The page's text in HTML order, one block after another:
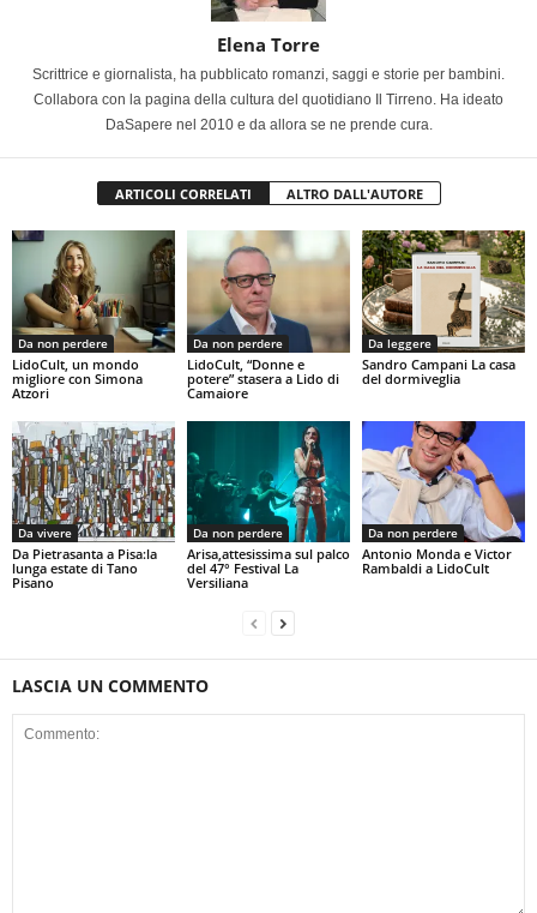
Elena Torre
Scrittrice e giornalista, ha pubblicato romanzi, saggi e storie per bambini.
Collabora con la pagina della cultura del quotidiano Il Tirreno. Ha ideato
DaSapere nel 2010 e da allora se ne prende cura.
ARTICOLI CORRELATI ALTRO DALL'AUTORE
Da non perdere
LidoCult, un mondo
migliore con Simona
Atzori
Da non perdere
LidoCult, “Donne e
potere” stasera a Lido di
Camaiore
Da leggere
Sandro Campani La casa
del dormiveglia
Da vivere
Da Pietrasanta a Pisa:la
lunga estate di Tano
Pisano
Da non perdere
Arisa,attesissima sul palco
del 47° Festival La
Versiliana
Da non perdere
Antonio Monda e Victor
Rambaldi a LidoCult
LASCIA UN COMMENTO